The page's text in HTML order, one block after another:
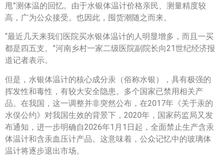
甩”测体温的回忆。由于水银体温计价格亲民、测量精度较
高，广为公众接受。也因此，囤货潮随之而来。
“最近几天来我们医院买水银体温计的人明显增多，而且一买
都是四五支。”河南乡村一家二级医院副院长向21世纪经济报
道记者表示。
但是，水银体温计的核心成分汞（俗称水银），具有极强的
挥发性和毒性，有较大安全隐患。多个国家已禁用相关产
品。在我国，这一调整并非突然公布，在2017年《关于汞的
水俣公约》对我国生效的背景下，2020年，国家药监局又发
布通知，进一步明确自2026年1月1日起，全面禁止生产含汞
体温计和含汞血压计产品。这意味着，公众记忆中的玻璃体
温计将逐步退出市场。